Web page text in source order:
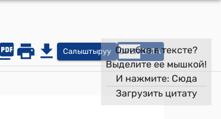
Салыштыруу OPEN DATA
Ошибка в тексте?
Выделите ее мышкой!
И нажмите: Сюда
Загрузить цитату